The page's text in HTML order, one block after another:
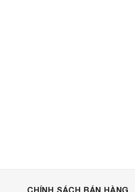
CHÍNH SÁCH BÁN HÀNG